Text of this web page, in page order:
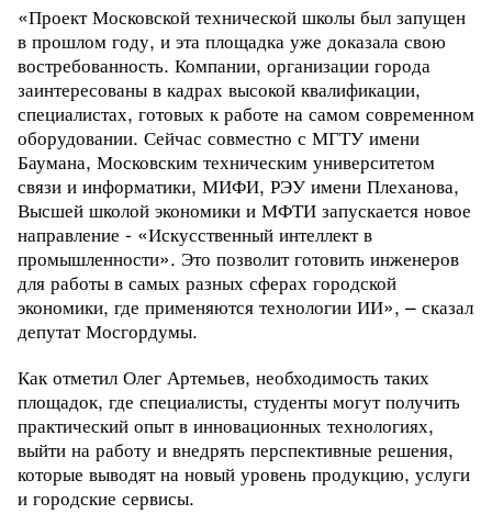
«Проект Московской технической школы был запущен
в прошлом году, и эта площадка уже доказала свою
востребованность. Компании, организации города
заинтересованы в кадрах высокой квалификации,
специалистах, готовых к работе на самом современном
оборудовании. Сейчас совместно с МГТУ имени
Баумана, Московским техническим университетом
связи и информатики, МИФИ, РЭУ имени Плеханова,
Высшей школой экономики и МФТИ запускается новое
направление - «Искусственный интеллект в
промышленности». Это позволит готовить инженеров
для работы в самых разных сферах городской
экономики, где применяются технологии ИИ», – сказал
депутат Мосгордумы.
Как отметил Олег Артемьев, необходимость таких
площадок, где специалисты, студенты могут получить
практический опыт в инновационных технологиях,
выйти на работу и внедрять перспективные решения,
которые выводят на новый уровень продукцию, услуги
и городские сервисы.